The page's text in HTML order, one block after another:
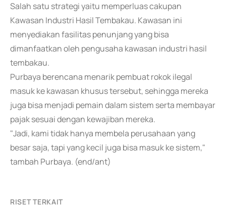
Salah satu strategi yaitu memperluas cakupan
Kawasan Industri Hasil Tembakau. Kawasan ini
menyediakan fasilitas penunjang yang bisa
dimanfaatkan oleh pengusaha kawasan industri hasil
tembakau.
Purbaya berencana menarik pembuat rokok ilegal
masuk ke kawasan khusus tersebut, sehingga mereka
juga bisa menjadi pemain dalam sistem serta membayar
pajak sesuai dengan kewajiban mereka.
"Jadi, kami tidak hanya membela perusahaan yang
besar saja, tapi yang kecil juga bisa masuk ke sistem,"
tambah Purbaya. (end/ant)
RISET TERKAIT